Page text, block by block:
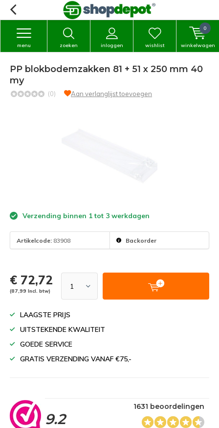
zoeken inloggen
menu wishlist winkelwagen
0
PP blokbodemzakken 81 + 51 x 250 mm 40
my
(0) Aan verlanglijst toevoegen
Verzending binnen 1 tot 3 werkdagen
Artikelcode: 83908 Backorder
€ 72,72
(87,99 Incl. btw)
LAAGSTE PRIJS
UITSTEKENDE KWALITEIT
GOEDE SERVICE
GRATIS VERZENDING VANAF €75,-
9.2
1631 beoordelingen